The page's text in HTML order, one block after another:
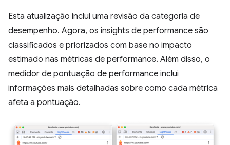
Esta atualização inclui uma revisão da categoria de
desempenho. Agora, os insights de performance são
classificados e priorizados com base no impacto
estimado nas métricas de performance. Além disso, o
medidor de pontuação de performance inclui
informações mais detalhadas sobre como cada métrica
afeta a pontuação.